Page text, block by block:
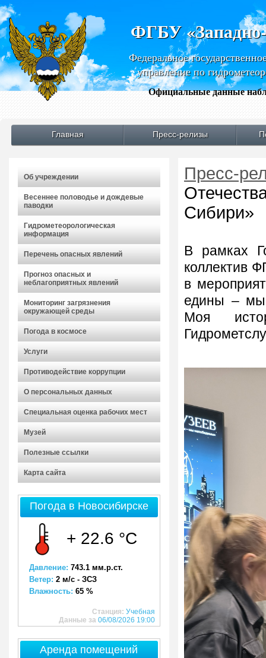
ФГБУ
Федеральное
управление по
Официальные данные
Главная Пресс-релизы
Об учреждении
Весеннее половодье и дождевые
паводки
Гидрометеорологическая
информация
Перечень опасных явлений
Прогноз опасных и
неблагоприятных явлений
Мониторинг загрязнения
окружающей среды
Погода в космосе
Услуги
Противодействие коррупции
О персональных данных
Специальная оценка рабочих мест
Музей
Полезные ссылки
Карта сайта
Погода в Новосибирске
+ 22.6 °C
Давление: 743.1 мм.р.ст.
Ветер: 2 м/с - ЗСЗ
Влажность: 65 %
Станция: Учебная
Данные за 06/08/2026 19:00
Аренда помещений
Пресс-
Сибири»
В рамках
коллектив
в
едины – мы
Моя